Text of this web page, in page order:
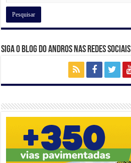
Siga o Blog do Andros nas Redes Sociais